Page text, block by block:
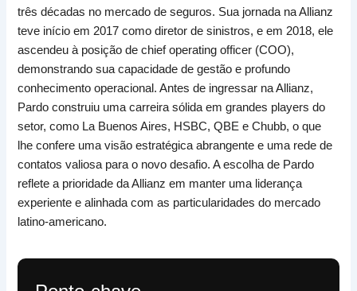
três décadas no mercado de seguros. Sua jornada na Allianz
teve início em 2017 como diretor de sinistros, e em 2018, ele
ascendeu à posição de chief operating officer (COO),
demonstrando sua capacidade de gestão e profundo
conhecimento operacional. Antes de ingressar na Allianz,
Pardo construiu uma carreira sólida em grandes players do
setor, como La Buenos Aires, HSBC, QBE e Chubb, o que
lhe confere uma visão estratégica abrangente e uma rede de
contatos valiosa para o novo desafio. A escolha de Pardo
reflete a prioridade da Allianz em manter uma liderança
experiente e alinhada com as particularidades do mercado
latino-americano.